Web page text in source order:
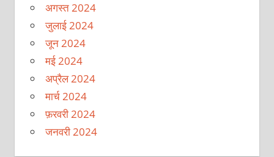
अगस्त 2024
जुलाई 2024
जून 2024
मई 2024
अप्रैल 2024
मार्च 2024
फ़रवरी 2024
जनवरी 2024